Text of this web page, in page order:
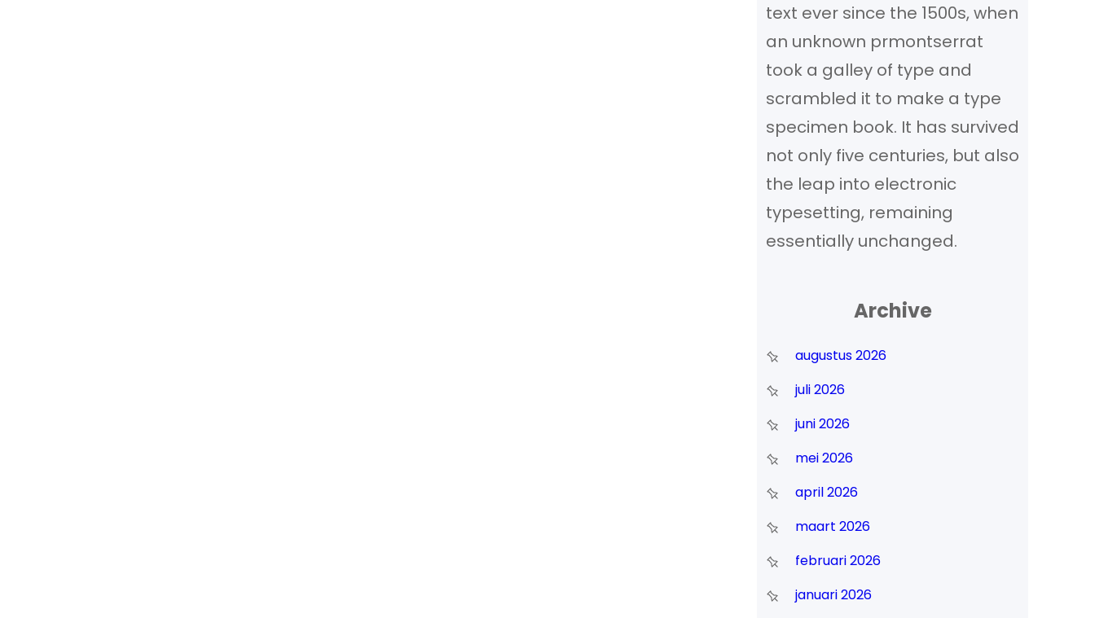
text ever since the 1500s, when
an unknown prmontserrat
took a galley of type and
scrambled it to make a type
specimen book. It has survived
not only five centuries, but also
the leap into electronic
typesetting, remaining
essentially unchanged.
Archive
augustus 2026
juli 2026
juni 2026
mei 2026
april 2026
maart 2026
februari 2026
januari 2026